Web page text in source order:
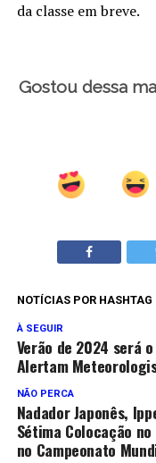
da classe em breve.
Gostou dessa
NOTÍCIAS POR HASHTAG
À SEGUIR
Verão de 2024 será
Alertam
NÃO PERCA
Nadador Japonês,
Sétima Colocação
no Campeonato